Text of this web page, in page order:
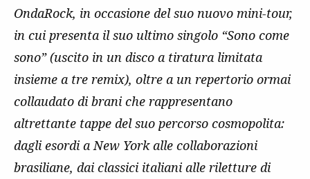
OndaRock, in occasione del suo nuovo mini-tour,
in cui presenta il suo ultimo singolo “Sono come
sono” (uscito in un disco a tiratura limitata
insieme a tre remix), oltre a un repertorio ormai
collaudato di brani che rappresentano
altrettante tappe del suo percorso cosmopolita:
dagli esordi a New York alle collaborazioni
brasiliane, dai classici italiani alle riletture di